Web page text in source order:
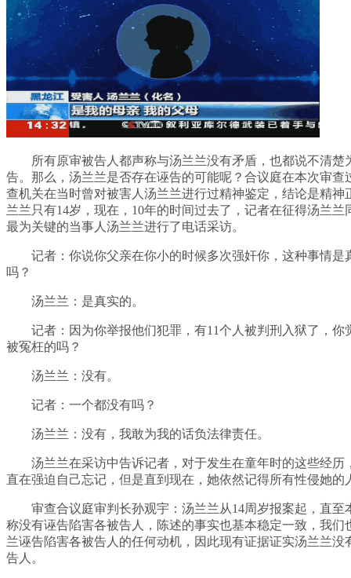
所有原审被告人都声称与汤兰兰没有矛盾，也都说不清楚
告。那么，汤兰兰是否存在诬告的可能呢？合议庭在本次审查
查机关在当时曾对被害人汤兰兰进行过精神鉴定，结论是精神
兰兰只有14岁，现在，10年的时间过去了，记者在征得汤兰兰
最为关键的当事人汤兰兰进行了电话采访。
记者：你说你父亲在你小的时候多次强奸你，这种事情是
吗？
汤兰兰：是真实的。
记者：因为你举报他们犯罪，有11个人被判刑入狱了，你
被冤枉的吗？
汤兰兰：没有。
记者：一个都没有吗？
汤兰兰：没有，我敢为我的话负法律责任。
汤兰兰在采访中告诉记者，对于发生在童年时的这些经历
直在强迫自己忘记，但是直到现在，她依然记得所有性侵她的
审查合议庭审判长孙观宇：汤兰兰从14周岁报案起，直至
称没有诬告陷害各被告人，陈述的事实也基本稳定一致，我们
兰诬告陷害各被告人的任何动机，因此现有证据证实汤兰兰没
告人。